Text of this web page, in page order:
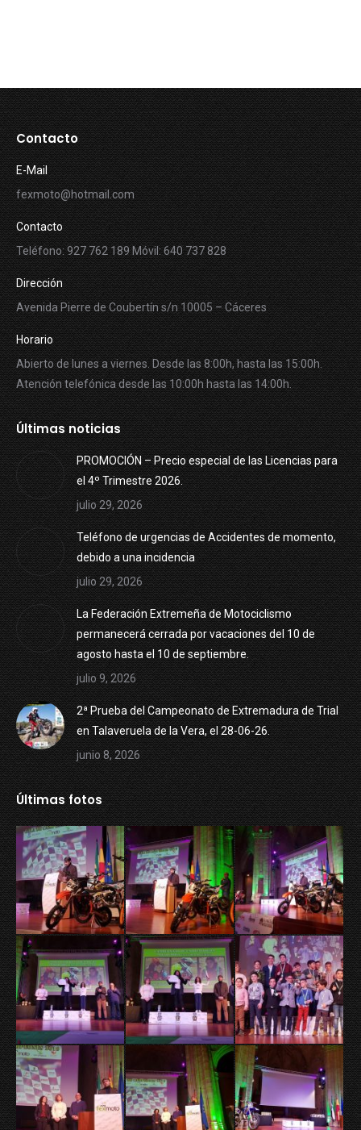
Contacto
E-Mail
fexmoto@hotmail.com
Contacto
Teléfono: 927 762 189 Móvil: 640 737 828
Dirección
Avenida Pierre de Coubertín s/n 10005 – Cáceres
Horario
Abierto de lunes a viernes. Desde las 8:00h, hasta las 15:00h.
Atención telefónica desde las 10:00h hasta las 14:00h.
Últimas noticias
PROMOCIÓN – Precio especial de las Licencias para
el 4º Trimestre 2026.
julio 29, 2026
Teléfono de urgencias de Accidentes de momento,
debido a una incidencia
julio 29, 2026
La Federación Extremeña de Motociclismo
permanecerá cerrada por vacaciones del 10 de
agosto hasta el 10 de septiembre.
julio 9, 2026
2ª Prueba del Campeonato de Extremadura de Trial
en Talaveruela de la Vera, el 28-06-26.
junio 8, 2026
Últimas fotos